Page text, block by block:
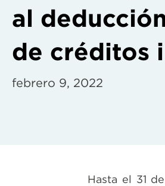
al
de créditos
febrero 9, 2022
Hasta el 31